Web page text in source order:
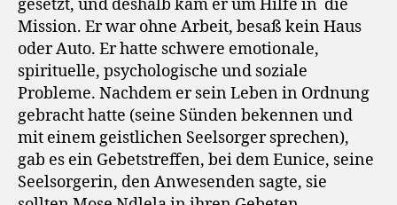
gesetzt, und deshalb kam er um Hilfe in die
Mission. Er war ohne Arbeit, besaß kein Haus
oder Auto. Er hatte schwere emotionale,
spirituelle, psychologische und soziale
Probleme. Nachdem er sein Leben in Ordnung
gebracht hatte (seine Sünden bekennen und
mit einem geistlichen Seelsorger sprechen),
gab es ein Gebetstreffen, bei dem Eunice, seine
Seelsorgerin, den Anwesenden sagte, sie